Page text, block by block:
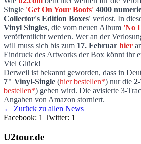
U2.com verlost 4000 Mal
Single 'Get On Your Boots' 4000
Collector's Edition Boxes' verlost. In
Vinyl Singles, die vom neuen Album 'No
veröffentlicht werden. Wer an der
will muss sich bis zum 17. Februar hier
Eindruck des Artworks der Box könnt ihr
Viel Glück!
Derweil ist bekannt geworden, dass in
7" Vinyl-Single (hier bestellen*) nur die
bestellen*) geben wird. Die avisierte 3-
Angaben von Amazon storniert.
← Zurück zu allen News
Facebook: 1 Twitter: 1
U2tour.de